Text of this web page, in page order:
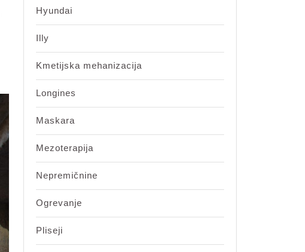
Hyundai
Illy
Kmetijska mehanizacija
Longines
Maskara
Mezoterapija
Nepremičnine
Ogrevanje
Pliseji